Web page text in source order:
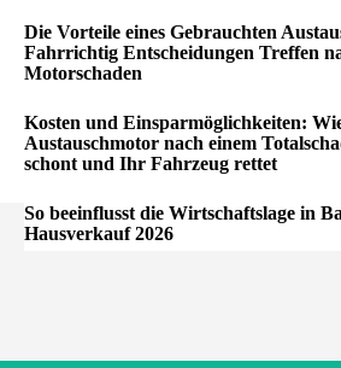
Die Vorteile eines Gebrauchten
Fahrrichtig Entscheidungen Treffen
Motorschaden
Kosten und Einsparmöglichkeiten:
Austauschmotor nach einem
schont und Ihr Fahrzeug rettet
So beeinflusst die Wirtschaftslage in
Hausverkauf 2026